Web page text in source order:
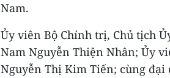
Nam.
Ủy viên Bộ Chính trị, Chủ tịch
Nam Nguyễn Thiện Nhân; Ủy
Nguyễn Thị Kim Tiến; cùng đại